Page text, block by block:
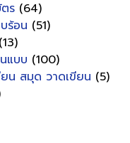
ร (64)
ร้อน (51)
(13)
แบบ (100)
ยน สมุด วาดเขียน (5)